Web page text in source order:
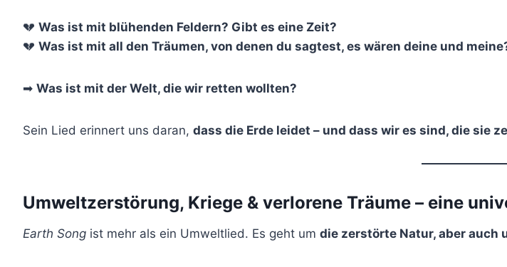
💔 Was ist mit blühenden Feldern? Gibt es eine Zeit?
💔 Was ist mit all den Träumen, von denen du sagtest, es wären deine und
➡ Was ist mit der Welt, die wir retten wollten?
Sein Lied erinnert uns daran, dass die Erde leidet – und dass wir es sind, die sie
Umweltzerstörung, Kriege & verlorene Träume – eine
Earth Song ist mehr als ein Umweltlied. Es geht um die zerstörte Natur, aber auch